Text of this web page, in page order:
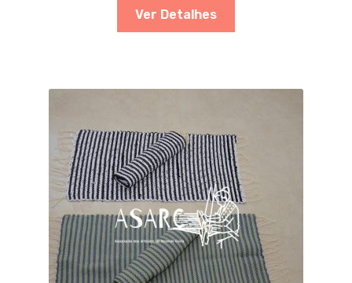
Ver Detalhes